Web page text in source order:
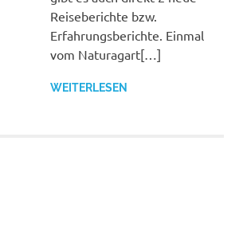
Reiseberichte bzw.
Erfahrungsberichte. Einmal
vom Naturagart[…]
WEITERLESEN